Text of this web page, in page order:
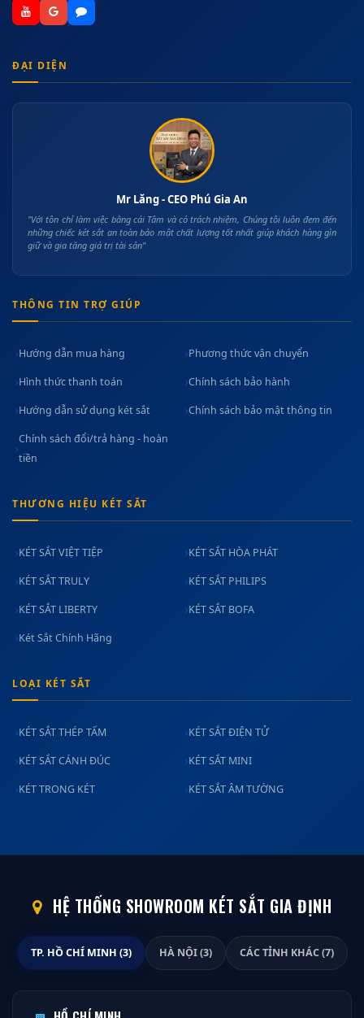
ĐẠI DIỆN
Mr Lăng - CEO Phú Gia An
"Với tôn chỉ làm việc bằng cái Tâm và có trách nhiệm, Chúng tôi luôn đem đến
những chiếc két sắt an toàn bảo mật chất lượng tốt nhất giúp khách hàng gìn
giữ và gia tăng giá trị tài sản"
THÔNG TIN TRỢ GIÚP
Hướng dẫn mua hàng Phương thức vận chuyển
Hình thức thanh toán Chính sách bảo hành
Hướng dẫn sử dụng két sắt Chính sách bảo mật thông tin
Chính sách đổi/trả hàng - hoàn
tiền
THƯƠNG HIỆU KÉT SẮT
KÉT SẮT VIỆT TIỆP KÉT SẮT HÒA PHÁT
KÉT SẮT TRULY KÉT SẮT PHILIPS
KÉT SẮT LIBERTY KÉT SẮT BOFA
Két Sắt Chính Hãng
LOẠI KÉT SẮT
KÉT SẮT THÉP TẤM KÉT SẮT ĐIỆN TỬ
KÉT SẮT CÁNH ĐÚC KÉT SẮT MINI
KÉT TRONG KÉT KÉT SẮT ÂM TƯỜNG
HỆ THỐNG SHOWROOM KÉT SẮT GIA ĐỊNH
TP. HỒ CHÍ MINH (3) HÀ NỘI (3) CÁC TỈNH KHÁC (7)